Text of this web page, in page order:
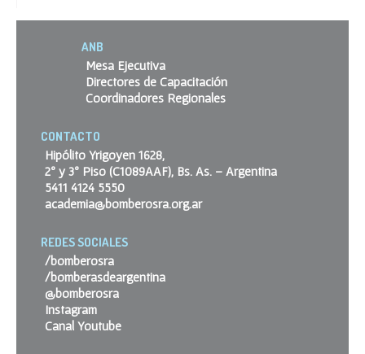
ANB
Mesa Ejecutiva
Directores de Capacitación
Coordinadores Regionales
CONTACTO
Hipólito Yrigoyen 1628,
2º y 3º Piso (C1089AAF), Bs. As. – Argentina
5411 4124 5550
academia@bomberosra.org.ar
REDES SOCIALES
/bomberosra
/bomberasdeargentina
@bomberosra
Instagram
Canal Youtube